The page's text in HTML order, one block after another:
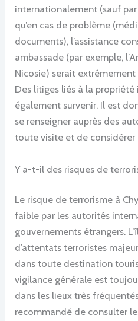
internationalement (sauf
qu’en cas de problème
documents), l’assistance
ambassade (par exemple,
Nicosie) serait
Des litiges liés à la
également survenir. Il est
se renseigner auprès des
toute visite et de considérer
Y a-t-il des risques de
Le risque de terrorisme à
faible par les autorités
gouvernements étrangers.
d’attentats terroristes
dans toute destination
vigilance générale est
dans les lieux très
recommandé de consulter